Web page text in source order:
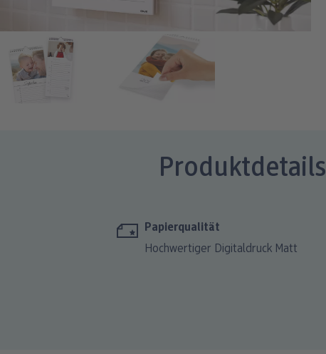
Produktdetails
Papierqualität
Hochwertiger Digitaldruck Matt